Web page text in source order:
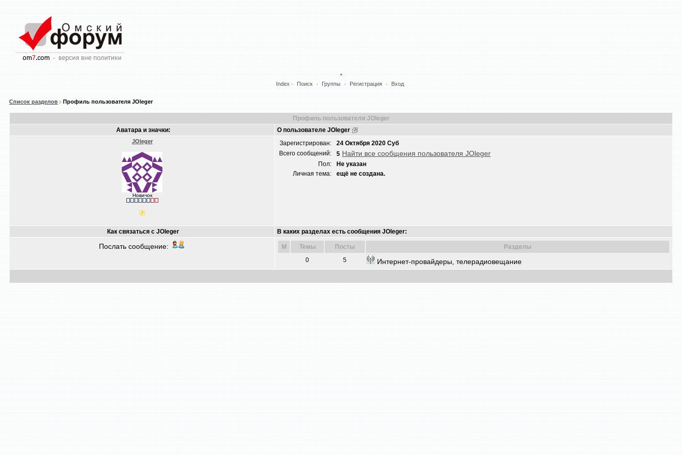
Index Поиск Группы Регистрация Вход
Список разделов Профиль пользователя JOleger
Профиль пользователя JOleger
Аватара и значки:
О пользователе JOleger
JOleger
Новичок
Зарегистрирован:
24 Октября 2020 Суб
Всего сообщений:
5 Найти все сообщения пользователя JOleger
Пол:
Не указан
Личная тема:
ещё не создана.
Как связаться с JOleger В каких разделах есть сообщения JOleger:
Послать сообщение: M Темы Посты Разделы
0 5 Интернет-провайдеры, телерадиовещание